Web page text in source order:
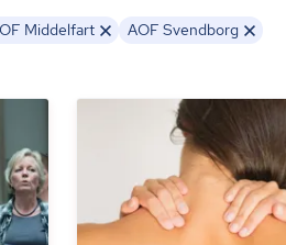
Middelfart
AOF Svendborg